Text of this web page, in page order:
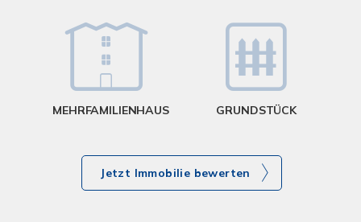
MEHRFAMILIENHAUS GRUNDSTÜCK
Jetzt Immobilie bewerten